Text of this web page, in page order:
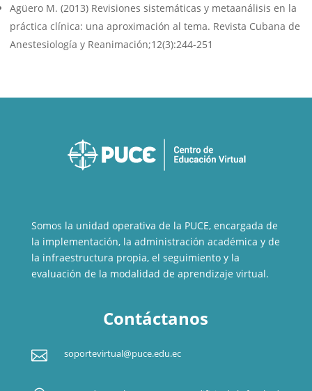
Agüero M. (2013) Revisiones sistemáticas y metaanálisis en la
práctica clínica: una aproximación al tema. Revista Cubana de
Anestesiología y Reanimación;12(3):244-251
Somos la unidad operativa de la PUCE, encargada de
la implementación, la administración académica y de
la infraestructura propia, el seguimiento y la
evaluación de la modalidad de aprendizaje virtual.
Contáctanos
 soportevirtual@puce.edu.ec